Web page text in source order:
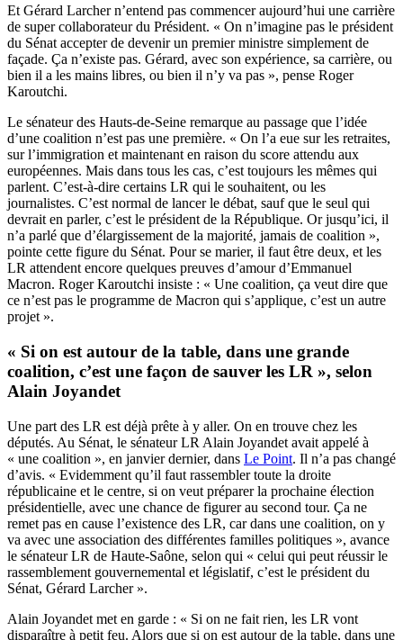
Et Gérard Larcher n’entend pas commencer aujourd’hui une carrière
de super collaborateur du Président. « On n’imagine pas le président
du Sénat accepter de devenir un premier ministre simplement de
façade. Ça n’existe pas. Gérard, avec son expérience, sa carrière, ou
bien il a les mains libres, ou bien il n’y va pas », pense Roger
Karoutchi.
Le sénateur des Hauts-de-Seine remarque au passage que l’idée
d’une coalition n’est pas une première. « On l’a eue sur les retraites,
sur l’immigration et maintenant en raison du score attendu aux
européennes. Mais dans tous les cas, c’est toujours les mêmes qui
parlent. C’est-à-dire certains LR qui le souhaitent, ou les
journalistes. C’est normal de lancer le débat, sauf que le seul qui
devrait en parler, c’est le président de la République. Or jusqu’ici, il
n’a parlé que d’élargissement de la majorité, jamais de coalition »,
pointe cette figure du Sénat. Pour se marier, il faut être deux, et les
LR attendent encore quelques preuves d’amour d’Emmanuel
Macron. Roger Karoutchi insiste : « Une coalition, ça veut dire que
ce n’est pas le programme de Macron qui s’applique, c’est un autre
projet ».
« Si on est autour de la table, dans une grande
coalition, c’est une façon de sauver les LR », selon
Alain Joyandet
Une part des LR est déjà prête à y aller. On en trouve chez les
députés. Au Sénat, le sénateur LR Alain Joyandet avait appelé à
« une coalition », en janvier dernier, dans Le Point. Il n’a pas changé
d’avis. « Evidemment qu’il faut rassembler toute la droite
républicaine et le centre, si on veut préparer la prochaine élection
présidentielle, avec une chance de figurer au second tour. Ça ne
remet pas en cause l’existence des LR, car dans une coalition, on y
va avec une association des différentes familles politiques », avance
le sénateur LR de Haute-Saône, selon qui « celui qui peut réussir le
rassemblement gouvernemental et législatif, c’est le président du
Sénat, Gérard Larcher ».
Alain Joyandet met en garde : « Si on ne fait rien, les LR vont
disparaître à petit feu. Alors que si on est autour de la table, dans une